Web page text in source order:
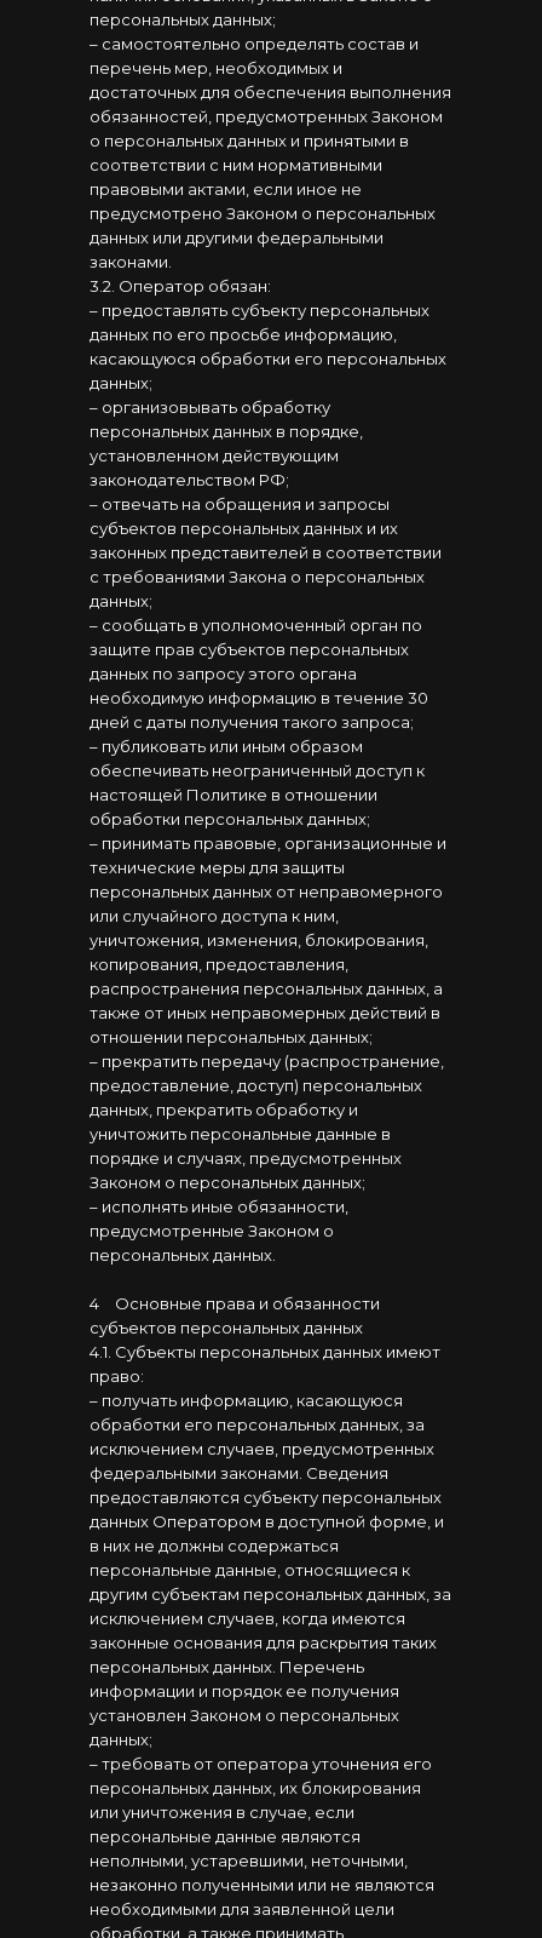
персональных данных;
– самостоятельно определять состав и
перечень мер, необходимых и
достаточных для обеспечения выполнения
обязанностей, предусмотренных Законом
о персональных данных и принятыми в
соответствии с ним нормативными
правовыми актами, если иное не
предусмотрено Законом о персональных
данных или другими федеральными
законами.
3.2. Оператор обязан:
– предоставлять субъекту персональных
данных по его просьбе информацию,
касающуюся обработки его персональных
данных;
– организовывать обработку
персональных данных в порядке,
установленном действующим
законодательством РФ;
– отвечать на обращения и запросы
субъектов персональных данных и их
законных представителей в соответствии
с требованиями Закона о персональных
данных;
– сообщать в уполномоченный орган по
защите прав субъектов персональных
данных по запросу этого органа
необходимую информацию в течение 30
дней с даты получения такого запроса;
– публиковать или иным образом
обеспечивать неограниченный доступ к
настоящей Политике в отношении
обработки персональных данных;
– принимать правовые, организационные и
технические меры для защиты
персональных данных от неправомерного
или случайного доступа к ним,
уничтожения, изменения, блокирования,
копирования, предоставления,
распространения персональных данных, а
также от иных неправомерных действий в
отношении персональных данных;
– прекратить передачу (распространение,
предоставление, доступ) персональных
данных, прекратить обработку и
уничтожить персональные данные в
порядке и случаях, предусмотренных
Законом о персональных данных;
– исполнять иные обязанности,
предусмотренные Законом о
персональных данных.
4
Основные права и обязанности
субъектов персональных данных
4.1. Субъекты персональных данных имеют
право:
– получать информацию, касающуюся
обработки его персональных данных, за
исключением случаев, предусмотренных
федеральными законами. Сведения
предоставляются субъекту персональных
данных Оператором в доступной форме, и
в них не должны содержаться
персональные данные, относящиеся к
другим субъектам персональных данных, за
исключением случаев, когда имеются
законные основания для раскрытия таких
персональных данных. Перечень
информации и порядок ее получения
установлен Законом о персональных
данных;
– требовать от оператора уточнения его
персональных данных, их блокирования
или уничтожения в случае, если
персональные данные являются
неполными, устаревшими, неточными,
незаконно полученными или не являются
необходимыми для заявленной цели
обработки, а также принимать